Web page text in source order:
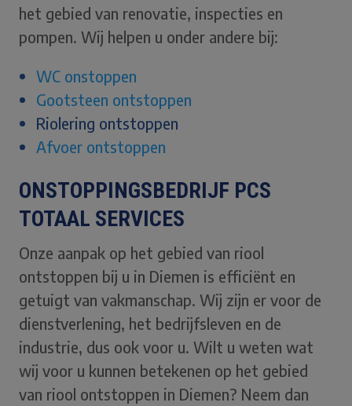
het gebied van renovatie, inspecties en
pompen. Wij helpen u onder andere bij:
WC onstoppen
Gootsteen ontstoppen
Riolering ontstoppen
Afvoer ontstoppen
ONSTOPPINGSBEDRIJF PCS
TOTAAL SERVICES
Onze aanpak op het gebied van riool
ontstoppen bij u in Diemen is efficiënt en
getuigt van vakmanschap. Wij zijn er voor de
dienstverlening, het bedrijfsleven en de
industrie, dus ook voor u. Wilt u weten wat
wij voor u kunnen betekenen op het gebied
van riool ontstoppen in Diemen? Neem dan